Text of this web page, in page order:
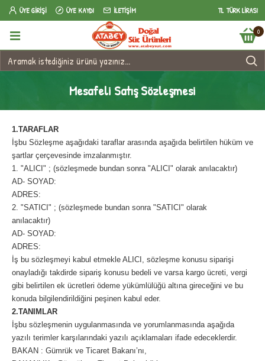
ÜYE GIRIŞI ÜYE KAYDI İLETIŞIM TL TÜRK LIRASI
0
Mesafeli Satış Sözleşmesi
1.TARAFLAR
İşbu Sözleşme aşağıdaki taraflar arasında aşağıda belirtilen hüküm ve
şartlar çerçevesinde imzalanmıştır.
1. "ALICI" ; (sözleşmede bundan sonra "ALICI" olarak anılacaktır)
AD- SOYAD:
ADRES:
2. "SATICI" ; (sözleşmede bundan sonra "SATICI" olarak
anılacaktır)
AD- SOYAD:
ADRES:
İş bu sözleşmeyi kabul etmekle ALICI, sözleşme konusu siparişi
onayladığı takdirde sipariş konusu bedeli ve varsa kargo ücreti, vergi
gibi belirtilen ek ücretleri ödeme yükümlülüğü altına gireceğini ve bu
konuda bilgilendirildiğini peşinen kabul eder.
2.TANIMLAR
İşbu sözleşmenin uygulanmasında ve yorumlanmasında aşağıda
yazılı terimler karşılarındaki yazılı açıklamaları ifade edeceklerdir.
BAKAN : Gümrük ve Ticaret Bakanı’nı,